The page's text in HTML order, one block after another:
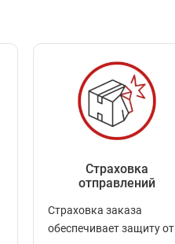
Страховка
отправлений
Страховка заказа
обеспечивает защиту от